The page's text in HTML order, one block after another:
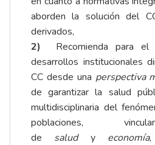
aborden la solución del
derivados,
2) Recomienda para
desarrollos institucionales
CC desde una perspectiva
de garantizar la salud
multidisciplinaria del
poblaciones,
de saludy economía